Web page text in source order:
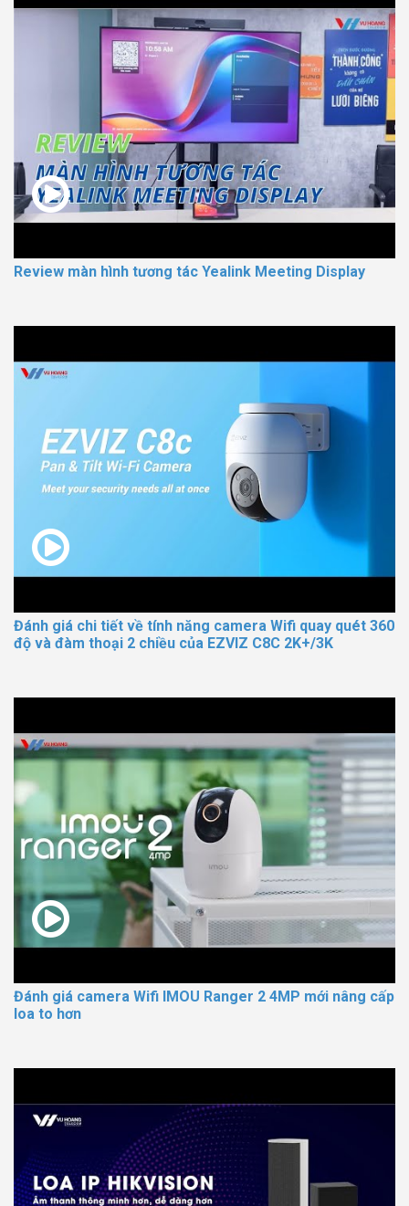
Review màn hình tương tác Yealink Meeting Display
Đánh giá chi tiết về tính năng camera Wifi quay quét 360
độ và đàm thoại 2 chiều của EZVIZ C8C 2K+/3K
Đánh giá camera Wifi IMOU Ranger 2 4MP mới nâng cấp
loa to hơn